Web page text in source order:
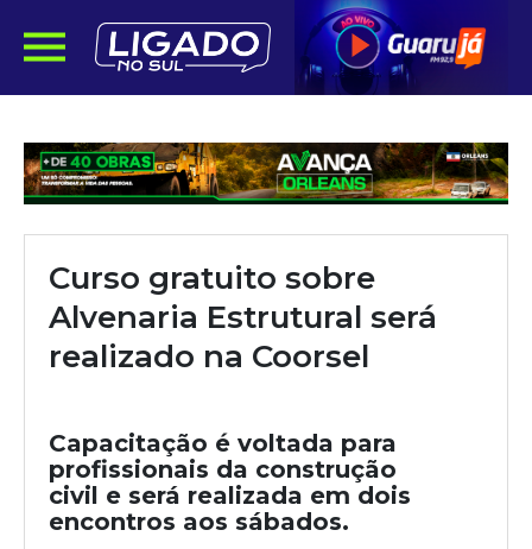
Curso gratuito sobre
Alvenaria Estrutural será
realizado na Coorsel
Capacitação é voltada para
profissionais da construção
civil e será realizada em dois
encontros aos sábados.